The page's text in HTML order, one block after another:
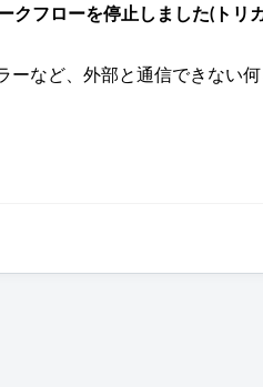
クフローを停止しました(トリ
など、外部と通信できない